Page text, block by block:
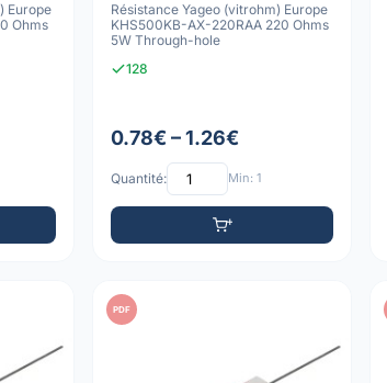
Europe
Ohms
Résistance Yageo (vitrohm) Europe
KHS500KB-AX-220RAA 220 Ohms
5W Through-hole
128
0.78€ – 1.26€
Quantité: Min: 1
PDF